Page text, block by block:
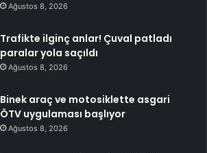
Ağustos 8, 2026
Trafikte ilginç anlar! Çuval patladı
paralar yola saçıldı
Ağustos 8, 2026
Binek araç ve motosiklette asgari
ÖTV uygulaması başlıyor
Ağustos 8, 2026